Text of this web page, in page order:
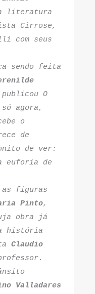
literatura
Cirrose,
com seus
sendo feita
O
só agora,
o
de
de ver:
euforia de
as figuras
Pinto,
obra já
história
Claudio
Valladares